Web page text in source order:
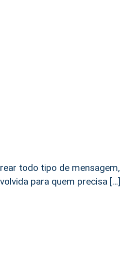
todo tipo de mensagem,
para quem precisa […]